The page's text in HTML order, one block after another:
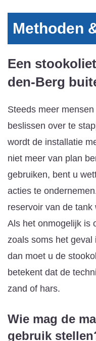
Methoden
Een
den-Berg
Steeds meer
beslissen over te
wordt de installatie
niet meer van plan
gebruiken, bent u
acties te
reservoir van de
Als het onmogelijk is
zoals soms het
dan moet u de
betekent dat de
zand of hars.
Wie mag de
gebruik